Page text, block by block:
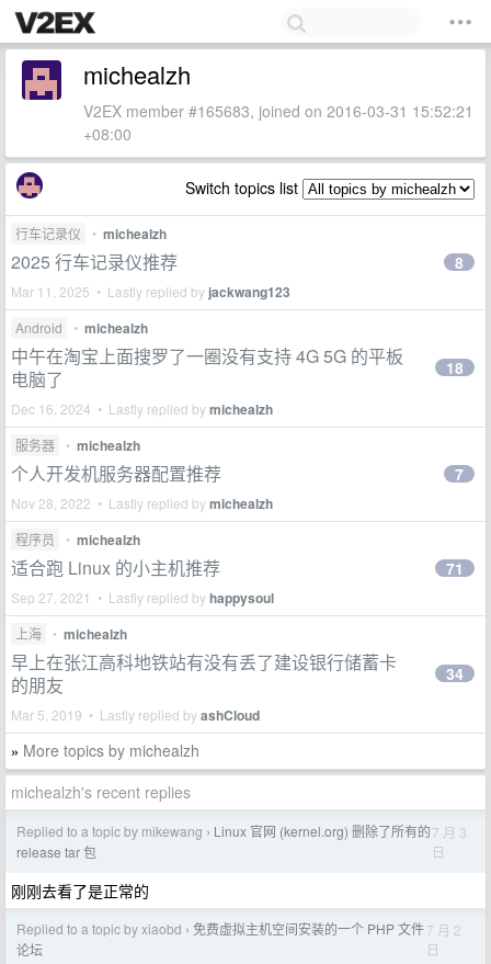
michealzh
V2EX member #165683, joined on 2016-03-31 15:52:21
+08:00
Switch topics list
行车记录仪 • michealzh
2025 行车记录仪推荐
Mar 11, 2025 • Lastly replied by jackwang123
8
Android • michealzh
中午在淘宝上面搜罗了一圈没有支持 4G 5G 的平板
电脑了
Dec 16, 2024 • Lastly replied bymichealzh
18
服务器 • michealzh
个人开发机服务器配置推荐
Nov 28, 2022 • Lastly replied bymichealzh
7
程序员 • michealzh
适合跑 Linux 的小主机推荐
Sep 27, 2021 • Lastly replied byhappysoul
71
上海 • michealzh
早上在张江高科地铁站有没有丢了建设银行储蓄卡
的朋友
Mar 5, 2019 • Lastly replied byashCloud
34
» More topics by michealzh
michealzh's recent replies
Replied to a topic by mikewang › Linux 官网 (kernel.org) 删除了所有的
release tar 包
7 月 3
日
刚刚去看了是正常的
Replied to a topic by xiaobd › 免费虚拟主机空间安装的一个 PHP 文件
论坛
7 月 2
日